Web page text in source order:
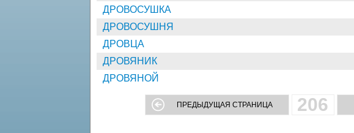
ДРОВОСУШКА
ДРОВОСУШНЯ
ДРОВЦА
ДРОВЯНИК
ДРОВЯНОЙ
ПРЕДЫДУЩАЯ СТРАНИЦА 206